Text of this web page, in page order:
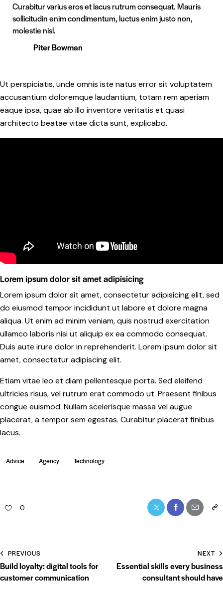
Curabitur varius eros et lacus rutrum consequat. Mauris
sollicitudin enim condimentum, luctus enim justo non,
molestie nisl.
Piter Bowman
Ut perspiciatis, unde omnis iste natus error sit voluptatem
accusantium doloremque laudantium, totam rem aperiam
eaque ipsa, quae ab illo inventore veritatis et quasi
architecto beatae vitae dicta sunt, explicabo.
Lorem ipsum dolor sit amet adipisicing
Lorem ipsum dolor sit amet, consectetur adipisicing elit, sed
do eiusmod tempor incididunt ut labore et dolore magna
aliqua. Ut enim ad minim veniam, quis nostrud exercitation
ullamco laboris nisi ut aliquip ex ea commodo consequat.
Duis aute irure dolor in reprehenderit. Lorem ipsum dolor sit
amet, consectetur adipiscing elit.
Etiam vitae leo et diam pellentesque porta. Sed eleifend
ultricies risus, vel rutrum erat commodo ut. Praesent finibus
congue euismod. Nullam scelerisque massa vel augue
placerat, a tempor sem egestas. Curabitur placerat finibus
lacus.
Advice Agency Technology
0
PREVIOUS
Build loyalty: digital tools for
customer communication
NEXT
Essential skills every business
consultant should have